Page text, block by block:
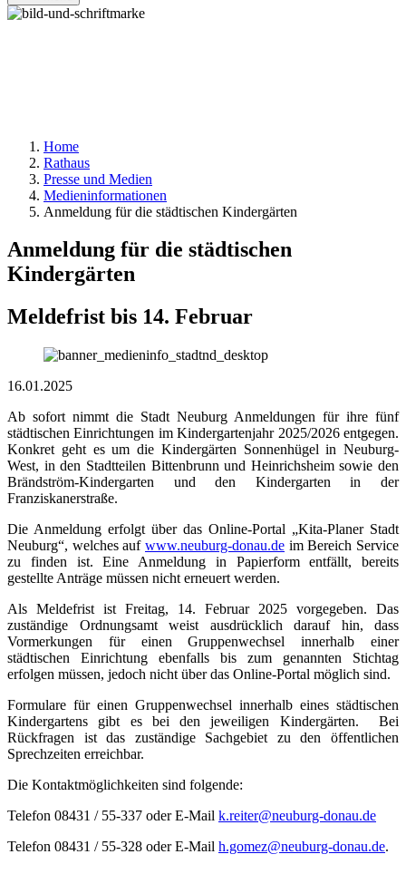
Home
Rathaus
Presse und Medien
Medieninformationen
Anmeldung für die städtischen Kindergärten
Anmeldung für die städtischen
Kindergärten
Meldefrist bis 14. Februar
16.01.2025
Ab sofort nimmt die Stadt Neuburg Anmeldungen für ihre fünf
städtischen Einrichtungen im Kindergartenjahr 2025/2026 entgegen.
Konkret geht es um die Kindergärten Sonnenhügel in Neuburg-
West, in den Stadtteilen Bittenbrunn und Heinrichsheim sowie den
Brändström-Kindergarten und den Kindergarten in der
Franziskanerstraße.
Die Anmeldung erfolgt über das Online-Portal „Kita-Planer Stadt
Neuburg“, welches auf www.neuburg-donau.de im Bereich Service
zu finden ist. Eine Anmeldung in Papierform entfällt, bereits
gestellte Anträge müssen nicht erneuert werden.
Als Meldefrist ist Freitag, 14. Februar 2025 vorgegeben. Das
zuständige Ordnungsamt weist ausdrücklich darauf hin, dass
Vormerkungen für einen Gruppenwechsel innerhalb einer
städtischen Einrichtung ebenfalls bis zum genannten Stichtag
erfolgen müssen, jedoch nicht über das Online-Portal möglich sind.
Formulare für einen Gruppenwechsel innerhalb eines städtischen
Kindergartens gibt es bei den jeweiligen Kindergärten. Bei
Rückfragen ist das zuständige Sachgebiet zu den öffentlichen
Sprechzeiten erreichbar.
Die Kontaktmöglichkeiten sind folgende:
Telefon 08431 / 55-337 oder E-Mail k.reiter@neuburg-donau.de
Telefon 08431 / 55-328 oder E-Mail h.gomez@neuburg-donau.de.